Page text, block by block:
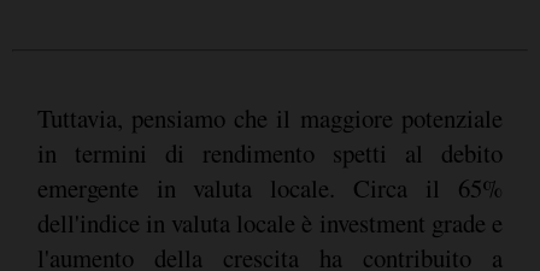
Tuttavia, pensiamo che il maggiore potenziale
in termini di rendimento spetti al debito
emergente in valuta locale. Circa il 65%
dell'indice in valuta locale è investment grade e
l'aumento della crescita ha contribuito a